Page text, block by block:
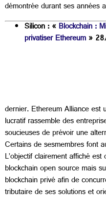
démontrée durant ses années
Silicon : «Blockchain :
privatiser Ethereum»
dernier. Ethereum Alliance
lucratif rassemble des
soucieuses de prévoir une
Certains de sesmembres font
L’objectif clairement affiché
blockchain open source mais
blockchain privé afin de
tributaire de ses solutions et